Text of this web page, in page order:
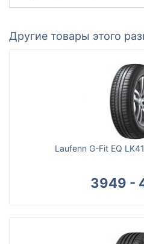
Другие товары этого
Laufenn G-Fit EQ
3949 -